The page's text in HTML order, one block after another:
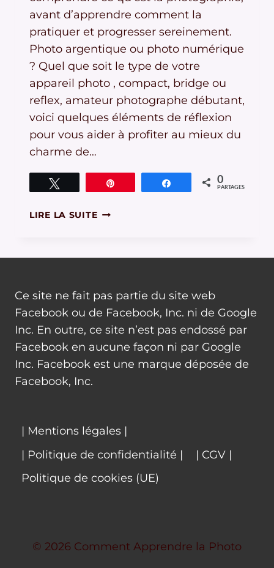
avant d’apprendre comment la
pratiquer et progresser sereinement.
Photo argentique ou photo numérique
? Quel que soit le type de votre
appareil photo , compact, bridge ou
reflex, amateur photographe débutant,
voici quelques éléments de réflexion
pour vous aider à profiter au mieux du
charme de…
Partagez 0
PARTAGES
LIRE LA SUITEBIEN
Ce site ne fait pas partie du site web
Facebook ou de Facebook, Inc. ni de Google
Inc. En outre, ce site n’est pas endossé par
Facebook en aucune façon ni par Google
Inc. Facebook est une marque déposée de
Facebook, Inc.
| Mentions légales |
| Politique de confidentialité |
| CGV |
Politique de cookies (UE)
© 2026 Comment Apprendre la Photo